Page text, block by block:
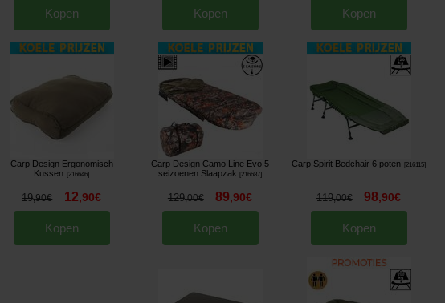
Kopen Kopen Kopen
Carp Design Ergonomisch
Kussen
216646]
19,90€ 12,90€
Kopen
Carp Design Camo Line Evo 5
seizoenen Slaapzak
[216687]
129,00€ 89,90€
Kopen
Carp Spirit Bedchair 6 poten 216115]
119,00€ 98,90€
Kopen